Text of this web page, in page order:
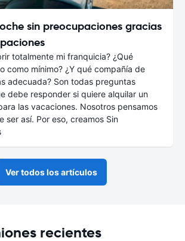
sin preocupaciones gracias
totalmente mi franquicia? ¿Qué
como mínimo? ¿Y qué compañía de
adecuada? Son todas preguntas
debe responder si quiere alquilar un
las vacaciones. Nosotros pensamos
ser así. Por eso, creamos Sin
Ver todos los artículos
recientes